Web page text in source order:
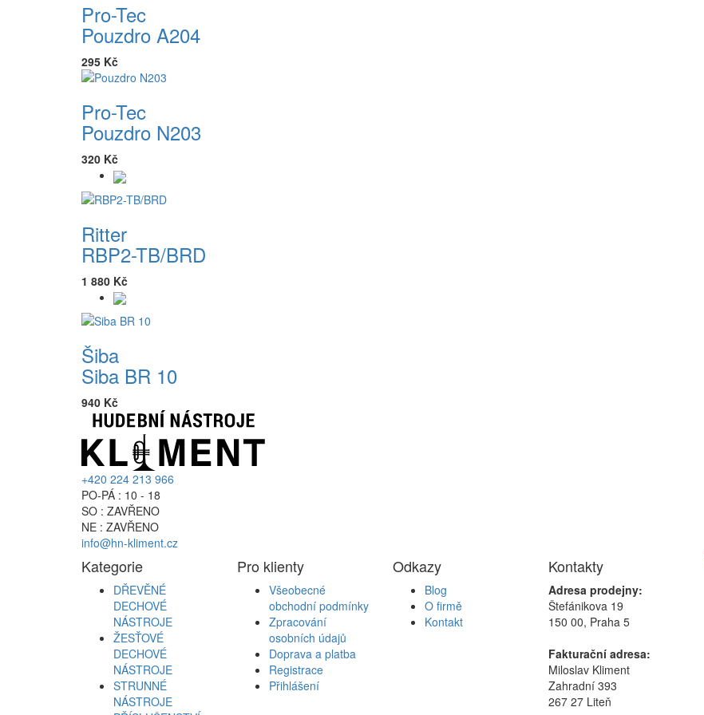
Pro-Tec
Pouzdro A204
295 Kč
Pro-Tec
Pouzdro N203
320 Kč
Ritter
RBP2-TB/BRD
1 880 Kč
Šiba
Siba BR 10
940 Kč
+420 224 213 966
PO-PÁ : 10 - 18
SO : ZAVŘENO
NE : ZAVŘENO
info@hn-kliment.cz
Kategorie
DŘEVĚNÉ
DECHOVÉ
NÁSTROJE
ŽESŤOVÉ
DECHOVÉ
NÁSTROJE
STRUNNÉ
NÁSTROJE
Pro klienty
Všeobecné
obchodní podmínky
Zpracování
osobních údajů
Doprava a platba
Registrace
Přihlášení
Odkazy
Blog
O firmě
Kontakt
Kontakty
Adresa prodejny:
Štefánikova 19
150 00, Praha 5
Fakturační adresa:
Miloslav Kliment
Zahradní 393
267 27 Liteň